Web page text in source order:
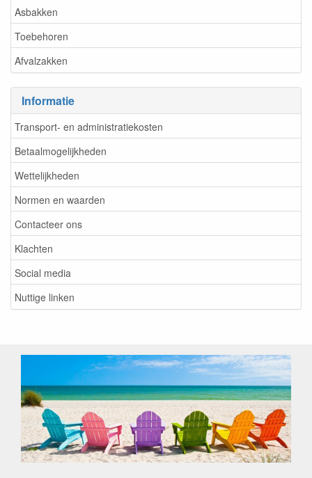
Asbakken
Toebehoren
Afvalzakken
Informatie
Transport- en administratiekosten
Betaalmogelijkheden
Wettelijkheden
Normen en waarden
Contacteer ons
Klachten
Social media
Nuttige linken